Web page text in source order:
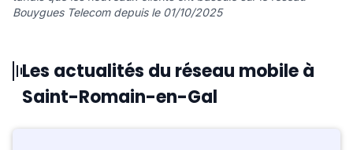
Bouygues Telecom depuis le 01/10/2025
Les actualités du réseau mobile à
Saint-Romain-en-Gal